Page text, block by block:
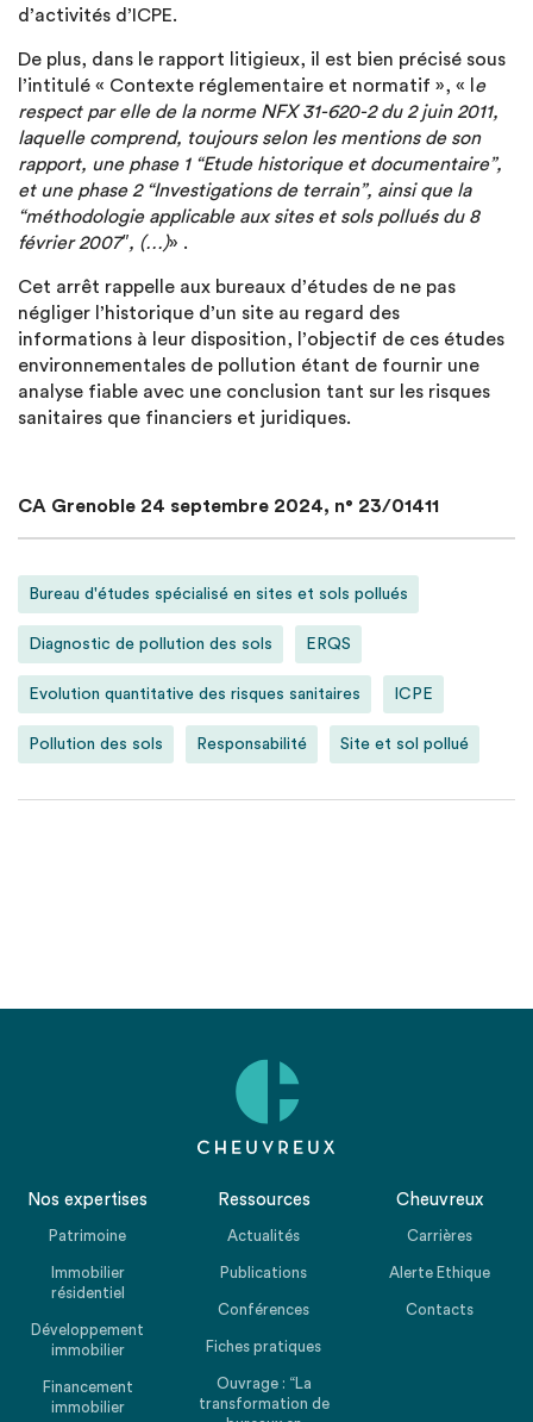
d’activités d’ICPE.
De plus, dans le rapport litigieux, il est bien précisé sous
l’intitulé « Contexte réglementaire et normatif », « l e
respect par elle de la norme NFX 31-620-2 du 2 juin 2011,
laquelle comprend, toujours selon les mentions de son
rapport, une phase 1 “Etude historique et documentaire”,
et une phase 2 “Investigations de terrain”, ainsi que la
“méthodologie applicable aux sites et sols pollués du 8
février 2007″, (…)» .
Cet arrêt rappelle aux bureaux d’études de ne pas
négliger l’historique d’un site au regard des
informations à leur disposition, l’objectif de ces études
environnementales de pollution étant de fournir une
analyse fiable avec une conclusion tant sur les risques
sanitaires que financiers et juridiques.
CA Grenoble 24 septembre 2024, n° 23/01411
Bureau d'études spécialisé en sites et sols pollués
Diagnostic de pollution des sols ERQS
Evolution quantitative des risques sanitaires ICPE
Pollution des sols Responsabilité Site et sol pollué
Nos expertises
Patrimoine
Immobilier
résidentiel
Développement
immobilier
Financement
immobilier
Ressources
Actualités
Publications
Conférences
Fiches pratiques
Ouvrage : “La
transformation de
Cheuvreux
Carrières
Alerte Ethique
Contacts